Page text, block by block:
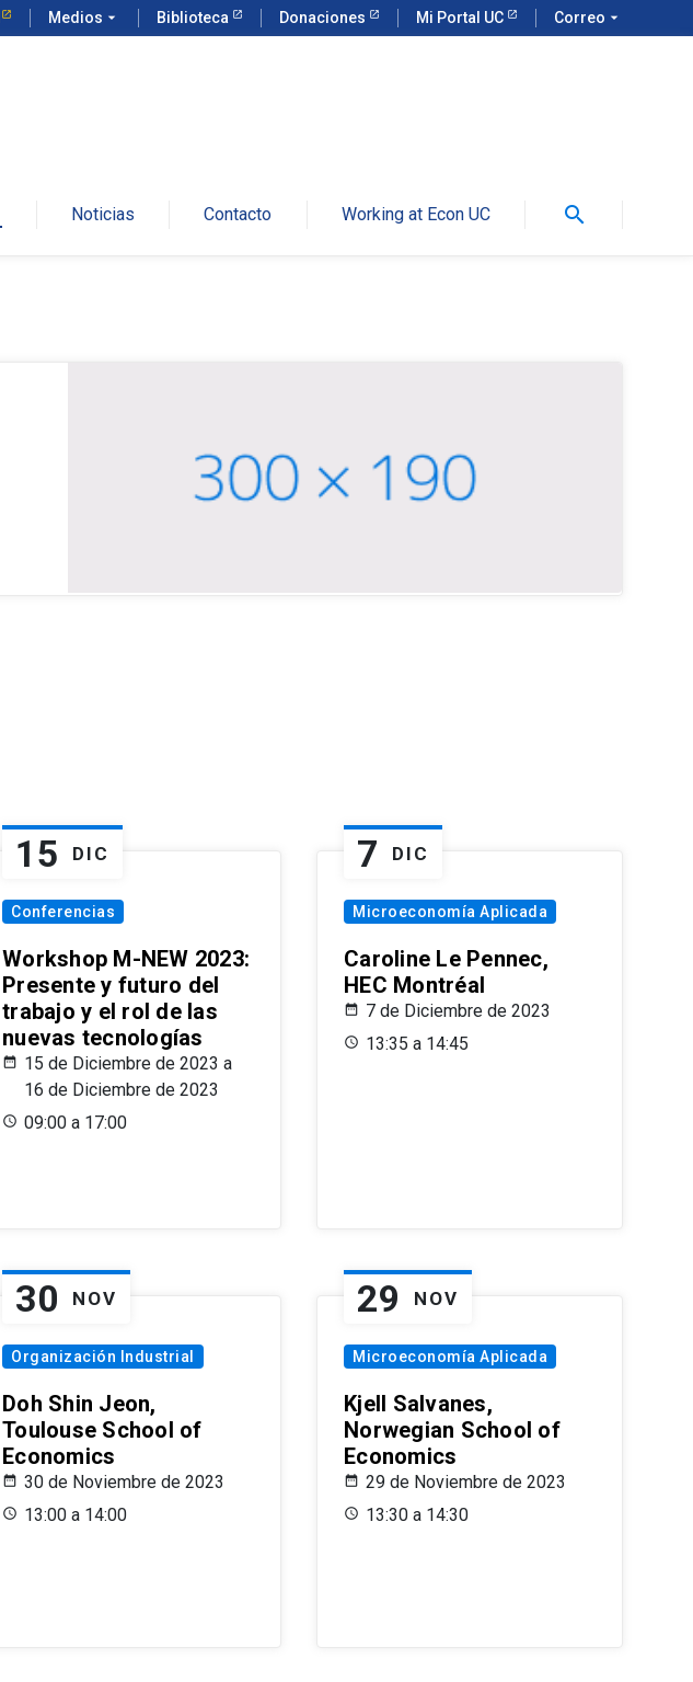
Medios arrow_drop_down Biblioteca Donaciones Mi Portal UC Correo arrow_drop_down
Noticias Contacto Working at Econ UC search
15 DIC
Conferencias
Workshop M-NEW 2023:
Presente y futuro del
trabajo y el rol de las
nuevas tecnologías
15 de Diciembre de 2023 a
16 de Diciembre de 2023
09:00 a 17:00
7 DIC
Microeconomía Aplicada
Caroline Le Pennec,
HEC Montréal
7 de Diciembre de 2023
13:35 a 14:45
30 NOV
Organización Industrial
Doh Shin Jeon,
Toulouse School of
Economics
30 de Noviembre de 2023
13:00 a 14:00
29 NOV
Microeconomía Aplicada
Kjell Salvanes,
Norwegian School of
Economics
29 de Noviembre de 2023
13:30 a 14:30